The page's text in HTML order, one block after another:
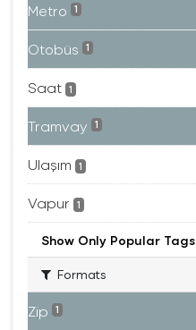
Metro 1
Otobüs 1
Saat 1
Tramvay 1
Ulaşım 1
Vapur 1
Show Only Popular Tags
Formats
Zip 1